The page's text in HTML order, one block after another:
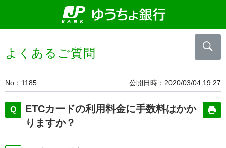
よくあるご質問
No 1185 公開日時 2020/03/04 19:27
ETCカードの利用料金に手数料はかか
りますか？